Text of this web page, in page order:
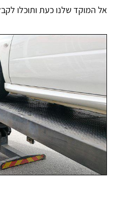
אל המוקד שלנו כעת ותוכלו